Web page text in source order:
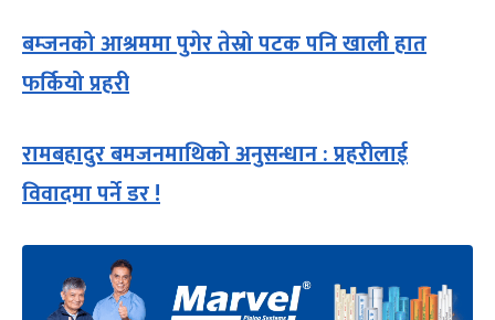
बम्जनको आश्रममा पुगेर तेस्रो पटक पनि खाली हात
फर्कियो प्रहरी
रामबहादुर बमजनमाथिको अनुसन्धान : प्रहरीलाई
विवादमा पर्ने डर !